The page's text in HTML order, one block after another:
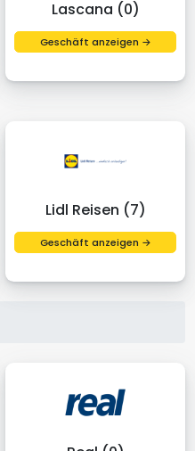
Lascana (0)
Geschäft anzeigen →
Lidl Reisen (7)
Geschäft anzeigen →